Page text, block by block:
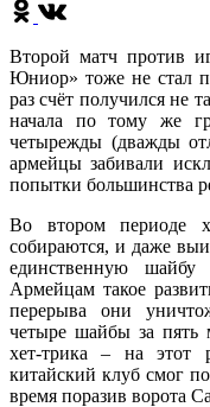
Второй матч против
Юниор» тоже не стал
раз счёт получился не
начала по тому же
четырежды (дважды
армейцы забивали
попытки большинства
Во втором периоде
собираются, и даже
единственную
Армейцам такое
перерыва они
четыре шайбы за пять
хет-трика – на этот
китайский клуб смог
время поразив ворота